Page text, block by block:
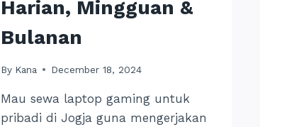
Harian, Mingguan &
Bulanan
By Kana December 18, 2024
Mau sewa laptop gaming untuk
pribadi di Jogja guna mengerjakan